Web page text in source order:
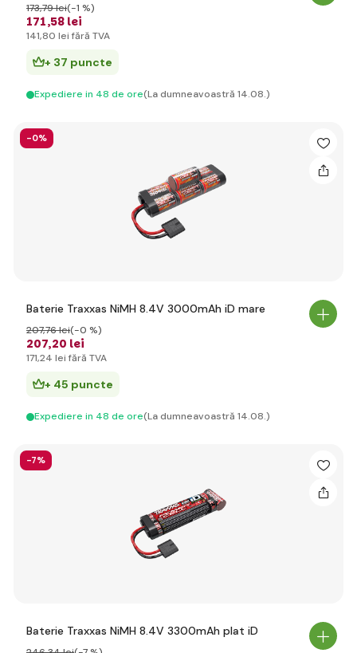
171,58 lei
173,79 lei(-1 %)
141,80 lei fără TVA
+ 37 puncte
Expediere in 48 de ore(La dumneavoastră 14.08.)
-0%
Baterie Traxxas NiMH 8.4V 3000mAh iD mare
207,20 lei
207,76 lei(-0 %)
171,24 lei fără TVA
+ 45 puncte
Expediere in 48 de ore(La dumneavoastră 14.08.)
-7%
Baterie Traxxas NiMH 8.4V 3300mAh plat iD